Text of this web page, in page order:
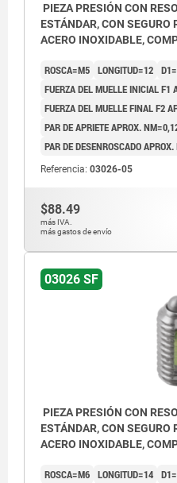
PIEZA PRESIÓN CON
ESTÁNDAR, CON
ACERO INOXIDABLE,
ROSCA=M5 LONGITUD=12
FUERZA DEL MUELLE INICIAL F1
FUERZA DEL MUELLE FINAL F2
PAR DE APRIETE APROX.
PAR DE DESENROSCADO
Referencia: 03026-05
$88.49
más IVA.
más gastos de envío
03026 SF
PIEZA PRESIÓN CON
ESTÁNDAR, CON
ACERO INOXIDABLE,
ROSCA=M6 LONGITUD=14